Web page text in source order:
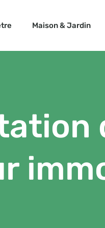
Maison & Jardin